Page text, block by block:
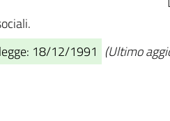
18/12/1991 (Ultimo